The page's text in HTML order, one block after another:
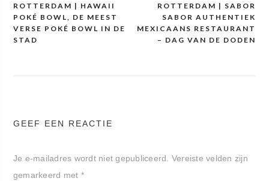
Bericht
navigatie
ROTTERDAM | HAWAII
POKÉ BOWL, DE MEEST
VERSE POKÉ BOWL IN DE
STAD
ROTTERDAM | SABOR
SABOR AUTHENTIEK
MEXICAANS RESTAURANT
– DAG VAN DE DODEN
GEEF EEN REACTIE
Je e-mailadres wordt niet gepubliceerd. Vereiste velden zijn
gemarkeerd met *